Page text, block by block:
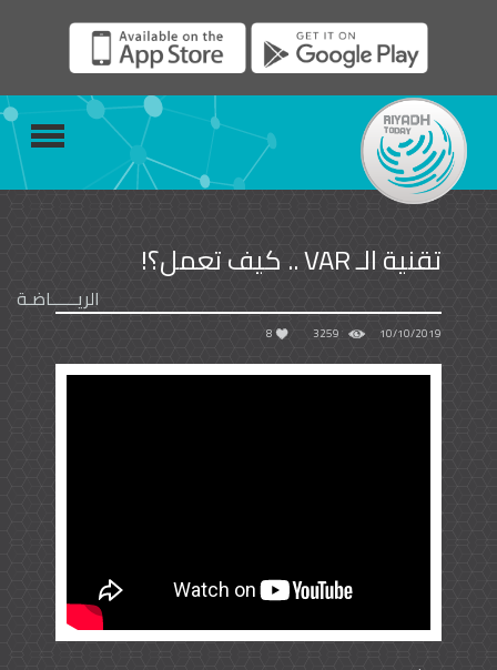
تقنية الـ VAR .. كيف تعمل؟!
الريــــــاضـة
10/10/2019
3259
8